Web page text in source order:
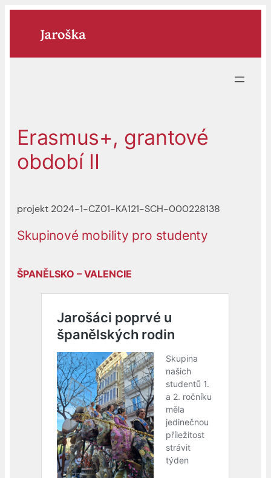
Erasmus+, grantové
období II
projekt 2024-1-CZ01-KA121-SCH-000228138
Skupinové mobility pro studenty
ŠPANĚLSKO – VALENCIE